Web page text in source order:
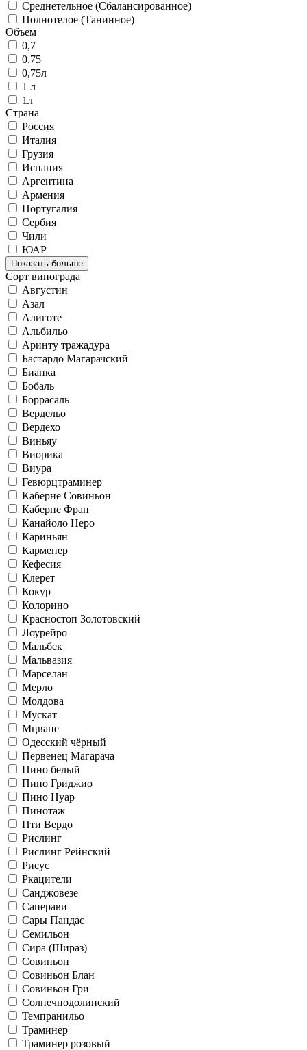
Среднетельное (Сбалансированное)
Полнотелое (Танинное)
Объем
0,7
0,75
0,75л
1 л
1л
Страна
Россия
Италия
Грузия
Испания
Аргентина
Армения
Португалия
Сербия
Чили
ЮАР
Показать больше
Сорт винограда
Августин
Азал
Алиготе
Альбильо
Аринту тражадура
Бастардо Магарачский
Бианка
Бобаль
Боррасаль
Вердельо
Вердехо
Виньяу
Виорика
Виура
Гевюрцтраминер
Каберне Совиньон
Каберне Фран
Канайоло Неро
Кариньян
Карменер
Кефесия
Клерет
Кокур
Колорино
Красностоп Золотовский
Лоурейро
Мальбек
Мальвазия
Марселан
Мерло
Молдова
Мускат
Мцване
Одесский чёрный
Первенец Магарача
Пино белый
Пино Гриджио
Пино Нуар
Пинотаж
Пти Вердо
Рислинг
Рислинг Рейнский
Рисус
Ркацители
Санджовезе
Саперави
Сары Пандас
Семильон
Сира (Шираз)
Совиньон
Совиньон Блан
Совиньон Гри
Солнечнодолинский
Темпранильо
Траминер
Траминер розовый